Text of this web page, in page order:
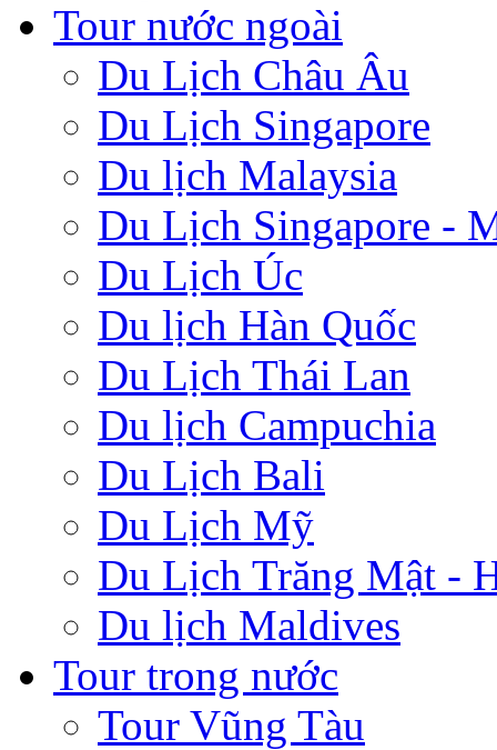
Tour nước ngoài
Du Lịch Châu Âu
Du Lịch Singapore
Du lịch Malaysia
Du Lịch Singapore -
Du Lịch Úc
Du lịch Hàn Quốc
Du Lịch Thái Lan
Du lịch Campuchia
Du Lịch Bali
Du Lịch Mỹ
Du Lịch Trăng Mật -
Du lịch Maldives
Tour trong nước
Tour Vũng Tàu